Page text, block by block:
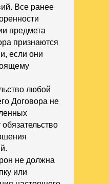
Все ранее
предмета
признаются
если они
любой
Договора не
не должна
или